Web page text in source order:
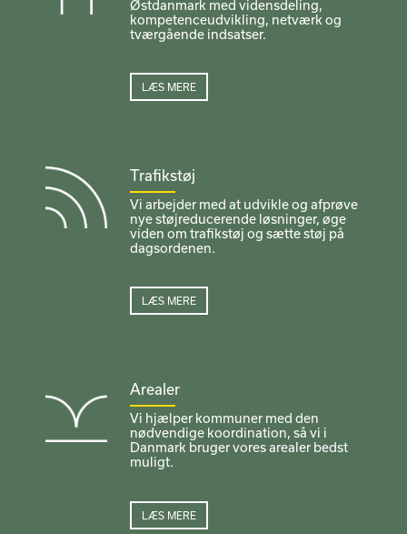
Østdanmark med vidensdeling,
kompetenceudvikling, netværk og
tværgående indsatser.
LÆS MERE
Trafikstøj
Vi arbejder med at udvikle og afprøve
nye støjreducerende løsninger, øge
viden om trafikstøj og sætte støj på
dagsordenen.
LÆS MERE
Arealer
Vi hjælper kommuner med den
nødvendige koordination, så vi i
Danmark bruger vores arealer bedst
muligt.
LÆS MERE